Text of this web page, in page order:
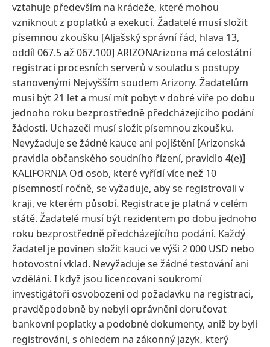
vztahuje především na krádeže, které mohou
vzniknout z poplatků a exekucí. Žadatelé musí složit
písemnou zkoušku [Aljašský správní řád, hlava 13,
oddíl 067.5 až 067.100] ARIZONArizona má celostátní
registraci procesních serverů v souladu s postupy
stanovenými Nejvyšším soudem Arizony. Žadatelům
musí být 21 let a musí mít pobyt v dobré víře po dobu
jednoho roku bezprostředně předcházejícího podání
žádosti. Uchazeči musí složit písemnou zkoušku.
Nevyžaduje se žádné kauce ani pojištění [Arizonská
pravidla občanského soudního řízení, pravidlo 4(e)]
KALIFORNIA Od osob, které vyřídí více než 10
písemností ročně, se vyžaduje, aby se registrovali v
kraji, ve kterém působí. Registrace je platná v celém
státě. Žadatelé musí být rezidentem po dobu jednoho
roku bezprostředně předcházejícího podání. Každý
žadatel je povinen složit kauci ve výši 2 000 USD nebo
hotovostní vklad. Nevyžaduje se žádné testování ani
vzdělání. I když jsou licencovaní soukromí
investigátoři osvobozeni od požadavku na registraci,
pravděpodobně by nebyli oprávněni doručovat
bankovní poplatky a podobné dokumenty, aniž by byli
registrováni, s ohledem na zákonný jazyk, který